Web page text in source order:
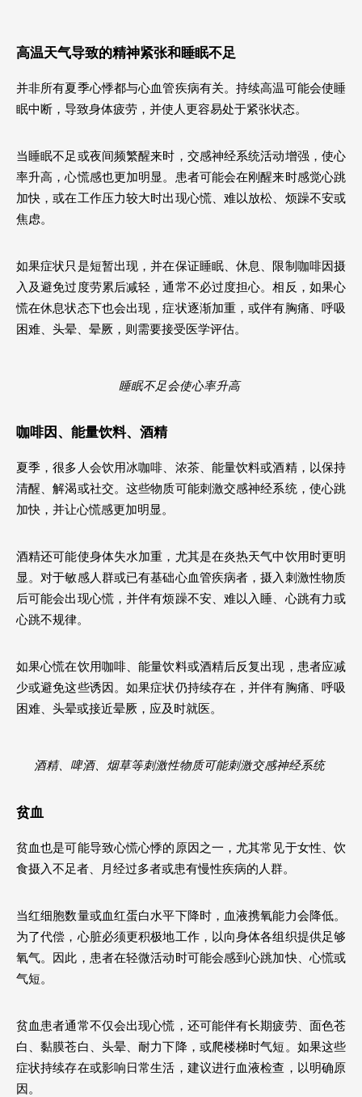
高温天气导致的精神紧张和睡眠不足
并非所有夏季心悸都与心血管疾病有关。持续高温可能会使睡
眠中断，导致身体疲劳，并使人更容易处于紧张状态。
当睡眠不足或夜间频繁醒来时，交感神经系统活动增强，使心
率升高，心慌感也更加明显。患者可能会在刚醒来时感觉心跳
加快，或在工作压力较大时出现心慌、难以放松、烦躁不安或
焦虑。
如果症状只是短暂出现，并在保证睡眠、休息、限制咖啡因摄
入及避免过度劳累后减轻，通常不必过度担心。相反，如果心
慌在休息状态下也会出现，症状逐渐加重，或伴有胸痛、呼吸
困难、头晕、晕厥，则需要接受医学评估。
睡眠不足会使心率升高
咖啡因、能量饮料、酒精
夏季，很多人会饮用冰咖啡、浓茶、能量饮料或酒精，以保持
清醒、解渴或社交。这些物质可能刺激交感神经系统，使心跳
加快，并让心慌感更加明显。
酒精还可能使身体失水加重，尤其是在炎热天气中饮用时更明
显。对于敏感人群或已有基础心血管疾病者，摄入刺激性物质
后可能会出现心慌，并伴有烦躁不安、难以入睡、心跳有力或
心跳不规律。
如果心慌在饮用咖啡、能量饮料或酒精后反复出现，患者应减
少或避免这些诱因。如果症状仍持续存在，并伴有胸痛、呼吸
困难、头晕或接近晕厥，应及时就医。
酒精、啤酒、烟草等刺激性物质可能刺激交感神经系统
贫血
贫血也是可能导致心慌心悸的原因之一，尤其常见于女性、饮
食摄入不足者、月经过多者或患有慢性疾病的人群。
当红细胞数量或血红蛋白水平下降时，血液携氧能力会降低。
为了代偿，心脏必须更积极地工作，以向身体各组织提供足够
氧气。因此，患者在轻微活动时可能会感到心跳加快、心慌或
气短。
贫血患者通常不仅会出现心慌，还可能伴有长期疲劳、面色苍
白、黏膜苍白、头晕、耐力下降，或爬楼梯时气短。如果这些
症状持续存在或影响日常生活，建议进行血液检查，以明确原
因。